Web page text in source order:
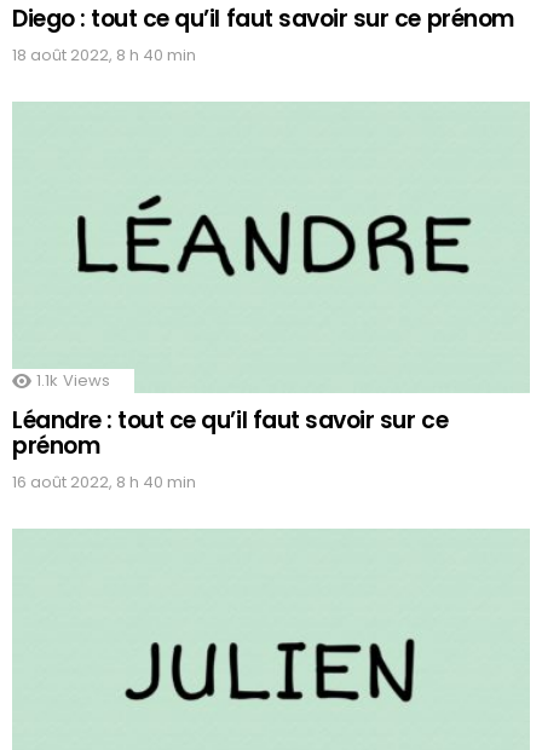
Diego : tout ce qu’il faut savoir sur ce prénom
18 août 2022, 8 h 40 min
1.1k Views
Léandre : tout ce qu’il faut savoir sur ce
prénom
16 août 2022, 8 h 40 min